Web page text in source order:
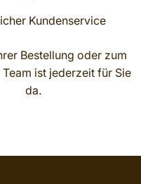
Kundenservice
Bestellung oder zum
Team ist jederzeit für Sie
da.